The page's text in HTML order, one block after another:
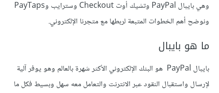
وهي بايبال PayPal وتشيك أوت Checkout وسترايب وPayTaps
ونوضح أهم الخطوات المتبعة لربطها مع متجرنا الإلكتروني.
ما هو بايبال
بايبال PayPal هو البنك الإلكتروني الأكثر شهرة بالعالم وهو يوفر آلية
لإرسال واستقبال النقود عبر الانترنت والتعامل معه سهل وبسيط فكل ما